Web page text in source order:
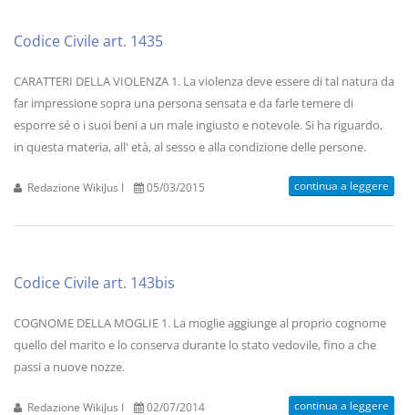
Codice Civile art. 1435
CARATTERI DELLA VIOLENZA 1. La violenza deve essere di tal natura da
far impressione sopra una persona sensata e da farle temere di
esporre sé o i suoi beni a un male ingiusto e notevole. Si ha riguardo,
in questa materia, all' età, al sesso e alla condizione delle persone.
Redazione WikiJus I 05/03/2015 continua a leggere
Codice Civile art. 143bis
COGNOME DELLA MOGLIE 1. La moglie aggiunge al proprio cognome
quello del marito e lo conserva durante lo stato vedovile, fino a che
passi a nuove nozze.
Redazione WikiJus I 02/07/2014 continua a leggere